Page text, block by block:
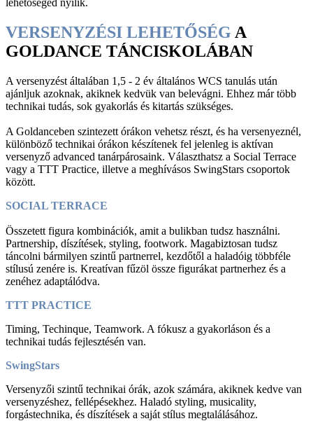
lehetőséged nyílik.
VERSENYZÉSI LEHETŐSÉG A
GOLDANCE TÁNCISKOLÁBAN
A versenyzést általában 1,5 - 2 év általános WCS tanulás után
ajánljuk azoknak, akiknek kedvük van belevágni. Ehhez már több
technikai tudás, sok gyakorlás és kitartás szükséges.
A Goldanceben szintezett órákon vehetsz részt, és ha versenyeznél,
különböző technikai órákon készítenek fel jelenleg is aktívan
versenyző advanced tanárpárosaink. Választhatsz a Social Terrace
vagy a TTT Practice, illetve a meghívásos SwingStars csoportok
között.
SOCIAL TERRACE
Összetett figura kombinációk, amit a bulikban tudsz használni.
Partnership, díszítések, styling, footwork. Magabiztosan tudsz
táncolni bármilyen szintű partnerrel, kezdőtől a haladóig többféle
stílusú zenére is. Kreatívan fűzöl össze figurákat partnerhez és a
zenéhez adaptálódva.
TTT PRACTICE
Timing, Techinque, Teamwork. A fókusz a gyakorláson és a
technikai tudás fejlesztésén van.
SwingStars
Versenyzői szintű technikai órák, azok számára, akiknek kedve van
versenyzéshez, fellépésekhez. Haladó styling, musicality,
forgástechnika, és díszítések a saját stílus megtalálásához.